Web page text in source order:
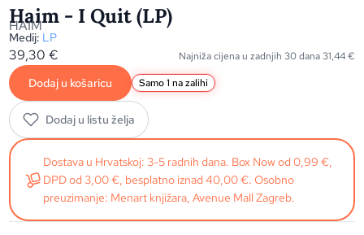
Haim - I Quit (LP)
HAIM
Medij: LP
39,30€ Najniža cijena u zadnjih 30 dana31,44€
Dodaj u košaricu Samo 1 na zalihi
Dodaj u listu želja
Dostava u Hrvatskoj: 3-5 radnih dana. Box Now od 0,99 €,
DPD od 3,00 €, besplatno iznad 40,00 €. Osobno
preuzimanje: Menart knjižara, Avenue Mall Zagreb.